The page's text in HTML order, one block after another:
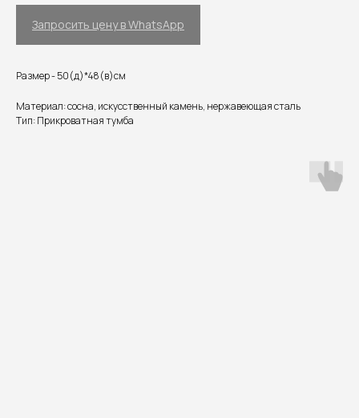
Запросить цену в WhatsApp
Размер - 50(д)*48(в)см
Материал: сосна, искусственный камень, нержавеющая сталь
Тип: Прикроватная тумба